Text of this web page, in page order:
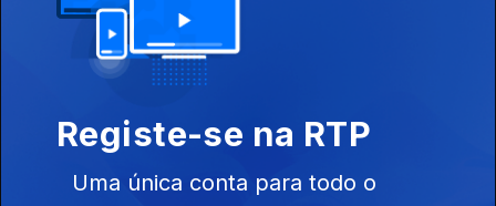
investigador Cacai Nunes: o encontro do bandolim de Deo
Rian com o Quinteto Villa-Lobos, os Irmãos Paranaense, o
Madrigal da UFRN e Milton Nascimento com o álbum Geraes,
Ep. 193
03 dez. 2025
'Acordeão da Roménia' Taraf Ionica Minune - Concerto de
6.7.2025, Festival Rudolstadt
Registe-se na RTP
Uma única conta para todo o